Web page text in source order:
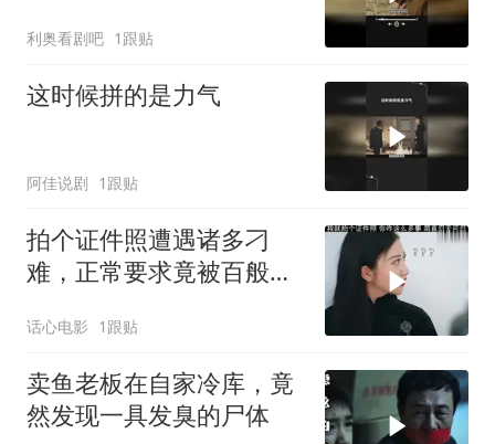
利奥看剧吧 1跟贴
这时候拼的是力气
阿佳说剧 1跟贴
拍个证件照遭遇诸多刁
难，正常要求竟被百般推
话心电影 1跟贴
卖鱼老板在自家冷库，竟
然发现一具发臭的尸体